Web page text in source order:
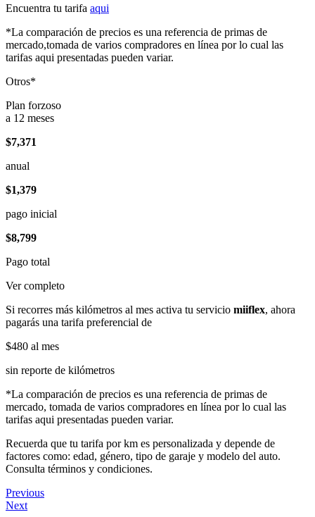
Encuentra tu tarifa aqui
*La comparación de precios es una referencia de primas de
mercado,tomada de varios compradores en línea por lo cual las
tarifas aqui presentadas pueden variar.
Otros*
Plan forzoso
a 12 meses
$7,371
anual
$1,379
pago inicial
$8,799
Pago total
Ver completo
Si recorres más kilómetros al mes activa tu servicio miiflex, ahora
pagarás una tarifa preferencial de
$480 al mes
sin reporte de kilómetros
*La comparación de precios es una referencia de primas de
mercado, tomada de varios compradores en línea por lo cual las
tarifas aqui presentadas pueden variar.
Recuerda que tu tarifa por km es personalizada y depende de
factores como: edad, género, tipo de garaje y modelo del auto.
Consulta términos y condiciones.
Previous
Next